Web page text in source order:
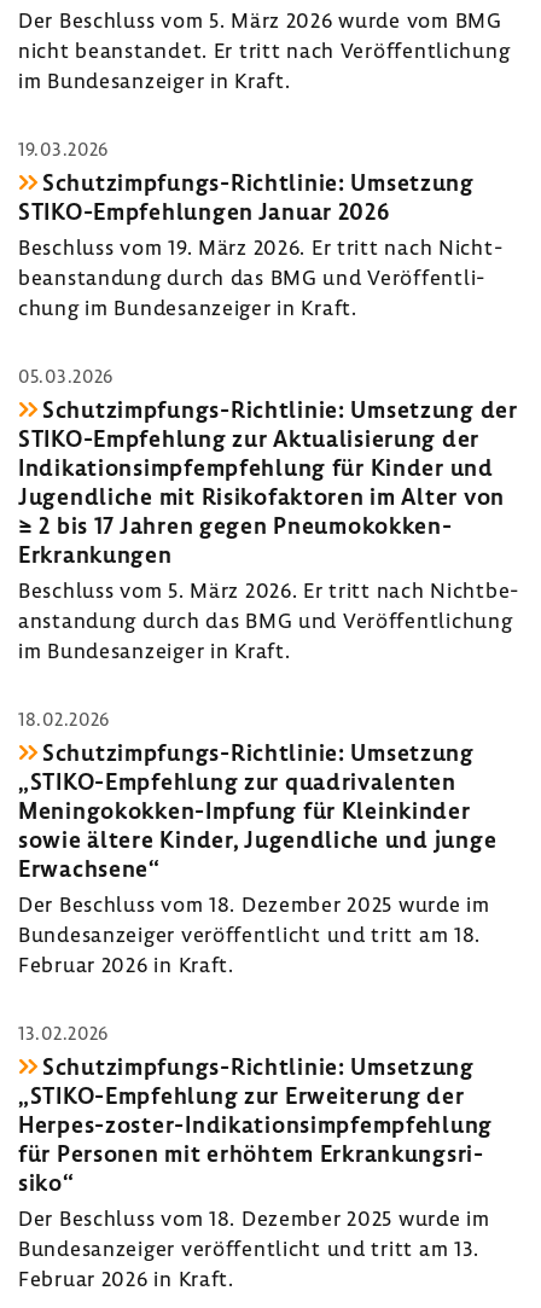
Der Beschluss vom 5. März 2026 wurde vom BMG
nicht bean­standet. Er tritt nach Veröf­fent­li­chung
im Bundes­an­zeiger in Kraft.
19.03.2026
Schutzimpfungs-​Richtlinie: Umset­zung
STIKO-​Empfehlungen Januar 2026
Beschluss vom 19. März 2026. Er tritt nach Nicht­
be­an­stan­dung durch das BMG und Veröf­fent­li­
chung im Bundes­an­zeiger in Kraft.
05.03.2026
Schutzimpfungs-​Richtlinie: Umset­zung der
STIKO-​Empfehlung zur Aktua­li­sie­rung der
Indi­ka­ti­ons­impf­emp­feh­lung für Kinder und
Jugend­liche mit Risi­ko­fak­toren im Alter von
≥ 2 bis 17 Jahren gegen Pneumokokken-​
Erkrankungen
Beschluss vom 5. März 2026. Er tritt nach Nicht­be­
an­stan­dung durch das BMG und Veröf­fent­li­chung
im Bundes­an­zeiger in Kraft.
18.02.2026
Schutzimpfungs-​Richtlinie: Umset­zung
„STIKO-​Empfehlung zur quad­ri­va­lenten
Meningokokken-​Impfung für Klein­kinder
sowie ältere Kinder, Jugend­liche und junge
Erwach­sene“
Der Beschluss vom 18. Dezember 2025 wurde im
Bundes­an­zeiger veröf­fent­licht und tritt am 18.
Februar 2026 in Kraft.
13.02.2026
Schutzimpfungs-​Richtlinie: Umset­zung
„STIKO-​Empfehlung zur Erwei­te­rung der
Herpes-​zoster-Indikationsimpfempfehlung
für Personen mit erhöhtem Erkran­kungs­ri­
siko“
Der Beschluss vom 18. Dezember 2025 wurde im
Bundes­an­zeiger veröf­fent­licht und tritt am 13.
Februar 2026 in Kraft.